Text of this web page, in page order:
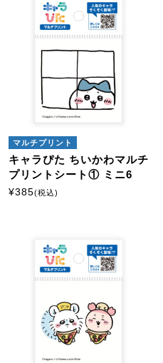
マルチプリント
キャラぴた ちいかわマルチ
プリントシート① ミニ6
¥385(税込)